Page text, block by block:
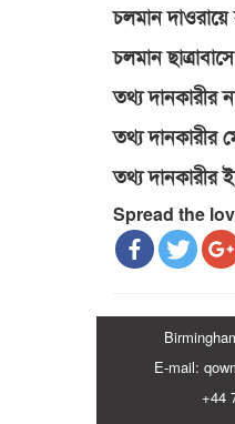
চলমান দাওরায়ে
চলমান
তথ্য দানকারীর
তথ্য দানকারীর
তথ্য দানকারীর
Spread the
E-mail:
+44